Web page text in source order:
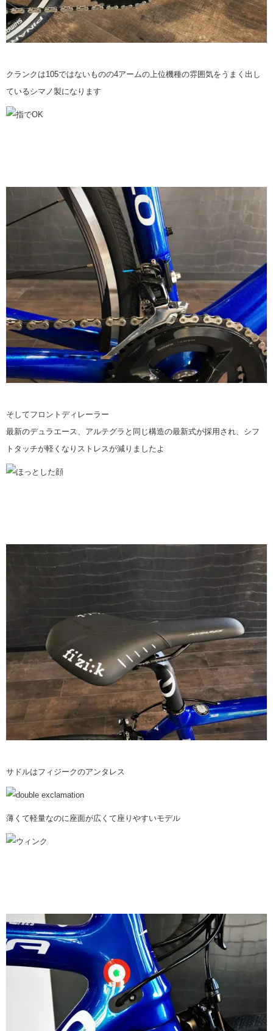
クランクは105ではないものの4アームの上位機種の雰囲気をうまく出し
ているシマノ製になります
そしてフロントディレーラー
最新のデュラエース、アルテグラと同じ構造の最新式が採用され、シフ
トタッチが軽くなりストレスが減りましたよ
サドルはフィジークのアンタレス
薄くて軽量なのに座面が広くて座りやすいモデル